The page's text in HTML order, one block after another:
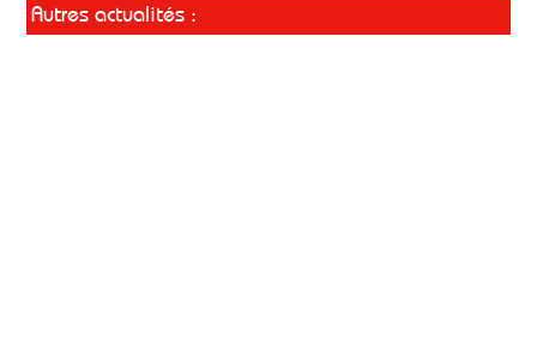
Autres actualités :